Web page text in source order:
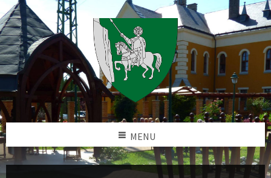
MENU